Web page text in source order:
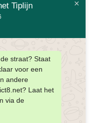
Tiplijn
straat? Staat
voor een
andere
Laat het
via de